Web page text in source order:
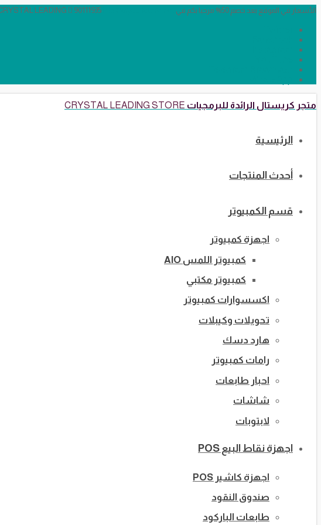
الأسعار في الموقع بعد خصم 50% مرحبا بكم في CRYSTAL LEADING 90111935
متجر كريستال الرائدة للبرمجيات CRYSTAL LEADING STORE
الرئيسية
أحدث المنتجات
قسم الكمبيوتر
اجهزة كمبيوتر
كمبيوتر اللمس AIO
كمبيوتر مكتبي
اكسسوارات كمبيوتر
تحويلات وكيبلات
هارد دسك
رامات كمبيوتر
احبار طابعات
شاشات
لابتوبات
اجهزة نقاط البيع POS
اجهزة كاشير POS
صندوق النقود
طابعات الباركود